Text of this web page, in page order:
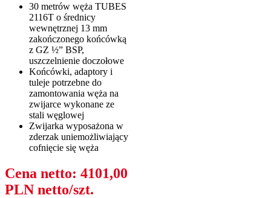
30 metrów węża TUBES
2116T o średnicy
wewnętrznej 13 mm
zakończonego końcówką
z GZ ½” BSP,
uszczelnienie doczołowe
Końcówki, adaptory i
tuleje potrzebne do
zamontowania węża na
zwijarce wykonane ze
stali węglowej
Zwijarka wyposażona w
zderzak uniemożliwiający
cofnięcie się węża
Cena netto: 4101,00
PLN netto/szt.